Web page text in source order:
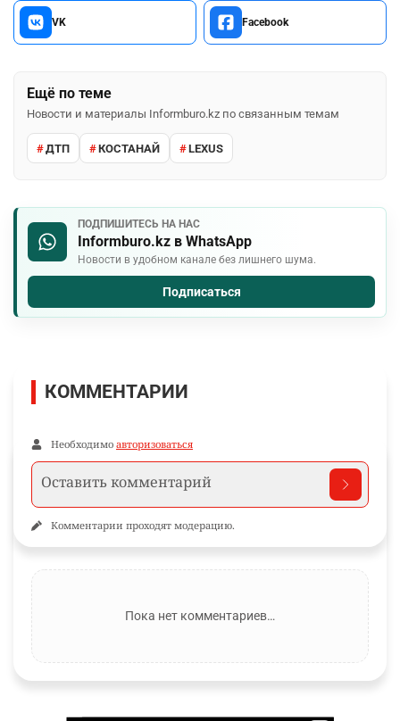
VK Facebook
Ещё по теме
Новости и материалы Informburo.kz по связанным темам
ДТП КОСТАНАЙ LEXUS
ПОДПИШИТЕСЬ НА НАС
Informburo.kz в WhatsApp
Новости в удобном канале без лишнего шума.
Подписаться
КОММЕНТАРИИ
Необходимо авторизоваться
Комментарии проходят модерацию.
Пока нет комментариев…